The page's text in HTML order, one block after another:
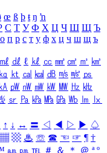
œ ß þ ŧ ŋ ŉ
С Т У Ф Х Ц Ч Ш Щ Ъ
о п р с т у ф х ц ч ш щ ъ
㎖ ㎗ ℓ ㎘ ㏄ ㎣ ㎤ ㎥ ㎦
㎏ ㏏ ㎈ ㎉ ㏈ ㎧ ㎨ ㎰
㎄ ㎺ ㎻ ㎽ ㎾ ㎿ ㎐ ㎑
㏛ ㎩ ㎪ ㎫ ㎬ ㏝ ㏐
㏓
↑ ↓ ↔ 〓 ◁ ◀ ▷ ▶ ♤
▦ ▩ ♨ ☏ ☎ ☜ ☞ ¶ †
㏂ ㏘ ℡ ＃ ＆ ＊ ＠ ª º